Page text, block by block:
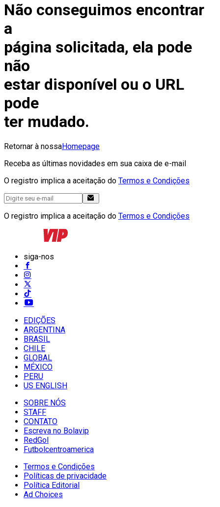
Não conseguimos encontrar
a
página solicitada, ela pode
não
estar disponível ou o URL
pode
ter mudado.
Retornar à nossaHomepage
Receba as últimas novidades em sua caixa de e-mail
O registro implica a aceitação do Termos e Condições
O registro implica a aceitação do Termos e Condições
siga-nos
EDIÇÕES
ARGENTINA
BRASIL
CHILE
GLOBAL
MÉXICO
PERU
US ENGLISH
SOBRE NÓS
STAFF
CONTATO
Escreva no Bolavip
RedGol
Futbolcentroamerica
Termos e Condições
Políticas de privacidade
Política Editorial
Ad Choices